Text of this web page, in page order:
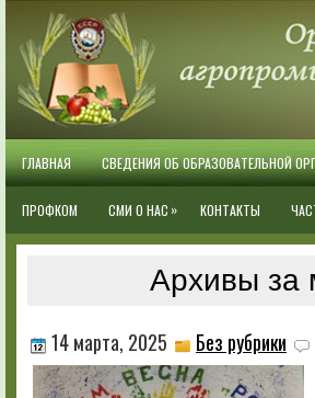
ГЛАВНАЯ СВЕДЕНИЯ ОБ ОБРАЗОВАТЕЛЬНОЙ
ПРОФКОМ СМИ О НАС » КОНТАКТЫ
Архивы за
14 марта, 2025 Без рубрики